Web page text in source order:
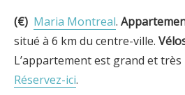
(€) Maria Montreal.
situé à 6 km du centre-ville.
L’appartement est grand et très
Réservez-ici.